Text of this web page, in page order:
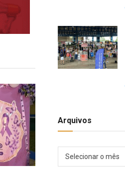
Arquivos
Selecionar o mês